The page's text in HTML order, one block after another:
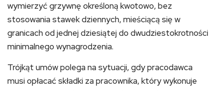
wymierzyć grzywnę określoną kwotowo, bez
stosowania stawek dziennych, mieściącą się w
granicach od jednej dziesiątej do dwudziestokrotności
minimalnego wynagrodzenia.
Trójkąt umów polega na sytuacji, gdy pracodawca
musi opłacać składki za pracownika, który wykonuje